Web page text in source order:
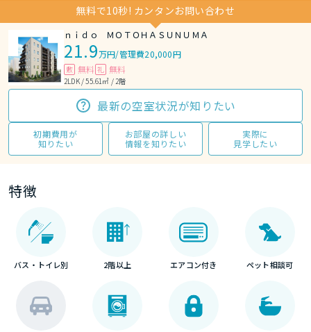
無料で10秒! カンタンお問い合わせ
ｎｉｄｏ ＭＯＴＯＨＡＳＵＮＵＭＡ
21.9万円/管理費20,000円
敷 無料 礼 無料
2LDK / 55.61㎡ / 2階
最新の空室状況が知りたい
初期費用が
知りたい
お部屋の詳しい
情報を知りたい
実際に
見学したい
特徴
バス・トイレ別 2階以上 エアコン付き ペット相談可